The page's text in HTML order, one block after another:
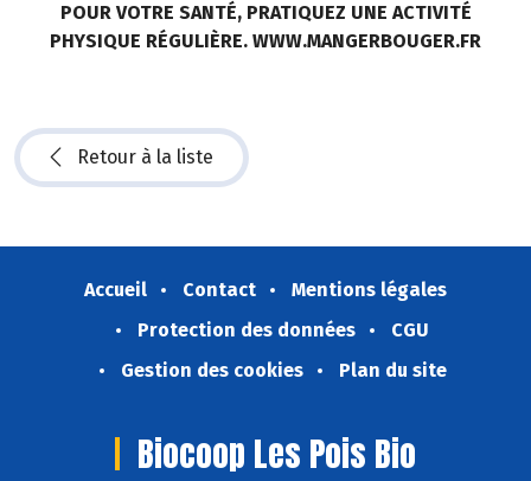
POUR VOTRE SANTÉ, PRATIQUEZ UNE ACTIVITÉ
PHYSIQUE RÉGULIÈRE. WWW.MANGERBOUGER.FR
Retour à la liste
Accueil Contact
Mentions légales
Protection des données
CGU
Gestion des cookies
Plan du site
Biocoop Les Pois Bio